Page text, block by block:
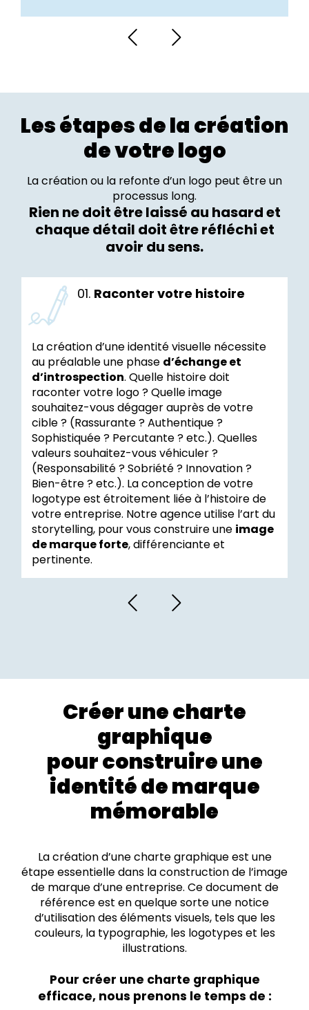
Les étapes de la création
de votre logo
La création ou la refonte d’un logo peut être un
processus long.
Rien ne doit être laissé au hasard et
chaque détail doit être réfléchi et
avoir du sens.
01. Raconter votre histoire
La création d’une identité visuelle nécessite
au préalable une phase d’échange et
d’introspection. Quelle histoire doit
raconter votre logo ? Quelle image
souhaitez-vous dégager auprès de votre
cible ? (Rassurante ? Authentique ?
Sophistiquée ? Percutante ? etc.). Quelles
valeurs souhaitez-vous véhiculer ?
(Responsabilité ? Sobriété ? Innovation ?
Bien-être ? etc.). La conception de votre
logotype est étroitement liée à l’histoire de
votre entreprise. Notre agence utilise l’art du
storytelling, pour vous construire une image
de marque forte, différenciante et
pertinente.
Créer une charte
graphique
pour construire une
identité de marque
mémorable
La création d’une charte graphique est une
étape essentielle dans la construction de l’image
de marque d’une entreprise. Ce document de
référence est en quelque sorte une notice
d’utilisation des éléments visuels, tels que les
couleurs, la typographie, les logotypes et les
illustrations.
Pour créer une charte graphique
efficace, nous prenons le temps de :